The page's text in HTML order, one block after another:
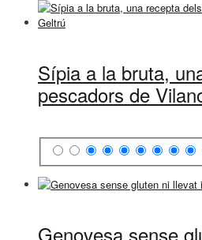
Sípia a la bruta,
pescadors de
Genovesa sense